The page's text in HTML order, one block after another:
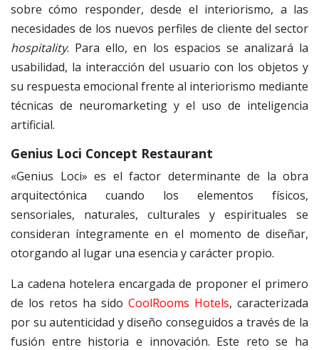
sobre cómo responder, desde el interiorismo, a las
necesidades de los nuevos perfiles de cliente del sector
hospitality. Para ello, en los espacios se analizará la
usabilidad, la interacción del usuario con los objetos y
su respuesta emocional frente al interiorismo mediante
técnicas de neuromarketing y el uso de inteligencia
artificial.
Genius Loci Concept Restaurant
«Genius Loci» es el factor determinante de la obra
arquitectónica cuando los elementos físicos,
sensoriales, naturales, culturales y espirituales se
consideran íntegramente en el momento de diseñar,
otorgando al lugar una esencia y carácter propio.
La cadena hotelera encargada de proponer el primero
de los retos ha sido CoolRooms Hotels, caracterizada
por su autenticidad y diseño conseguidos a través de la
fusión entre historia e innovación. Este reto se ha